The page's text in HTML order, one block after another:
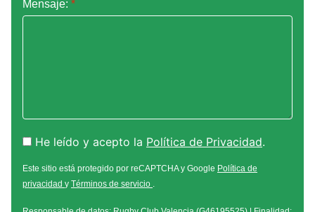
Mensaje: *
He leído y acepto la Política de Privacidad.
Este sitio está protegido por reCAPTCHA y Google Política de
privacidad y Términos de servicio .